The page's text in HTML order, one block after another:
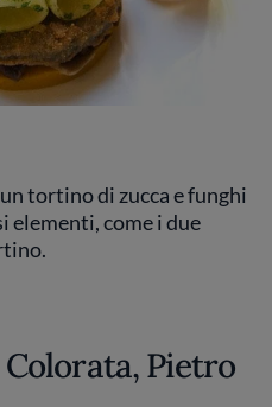
tortino di zucca e funghi
elementi, come i due
Pietro